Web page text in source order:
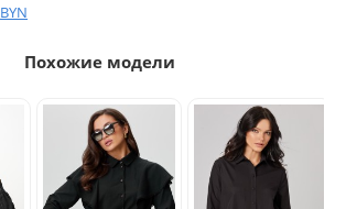
BYN
Похожие модели